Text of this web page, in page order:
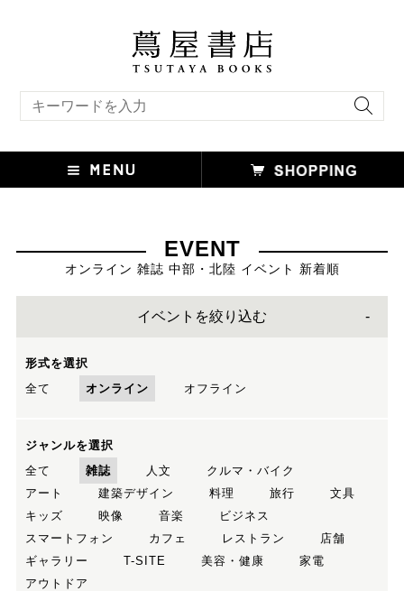
EVENT
オンライン 雑誌 中部・北陸 イベント 新着順
イベントを絞り込む
形式を選択
全て
オンライン オフライン
ジャンルを選択
全て
雑誌 人文
クルマ・バイク
アート
建築デザイン 料理 旅行
文具
キッズ
映像 音楽
ビジネス
スマートフォン
カフェ レストラン
店舗
ギャラリー
T-SITE 美容・健康
家電
アウトドア